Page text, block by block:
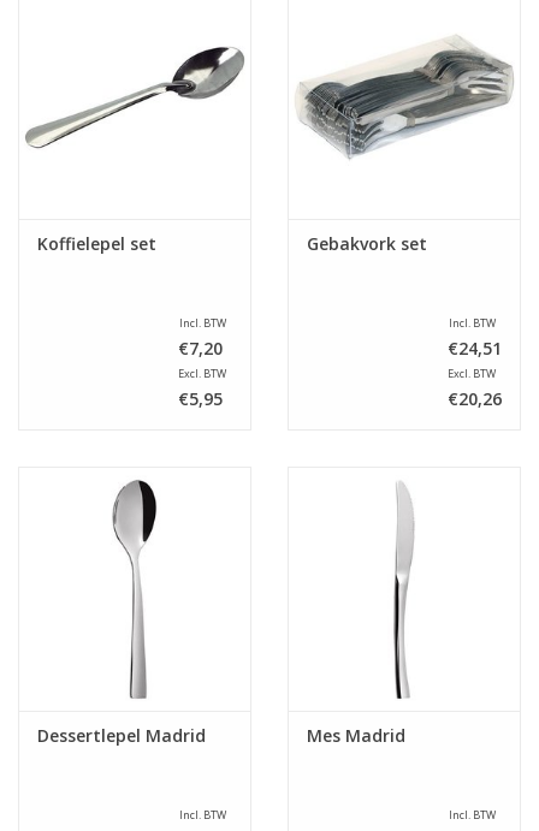
Koffielepel set
Incl. BTW
€7,20
Excl. BTW
€5,95
Gebakvork set
Incl. BTW
€24,51
Excl. BTW
€20,26
Dessertlepel Madrid
Incl. BTW
Mes Madrid
Incl. BTW